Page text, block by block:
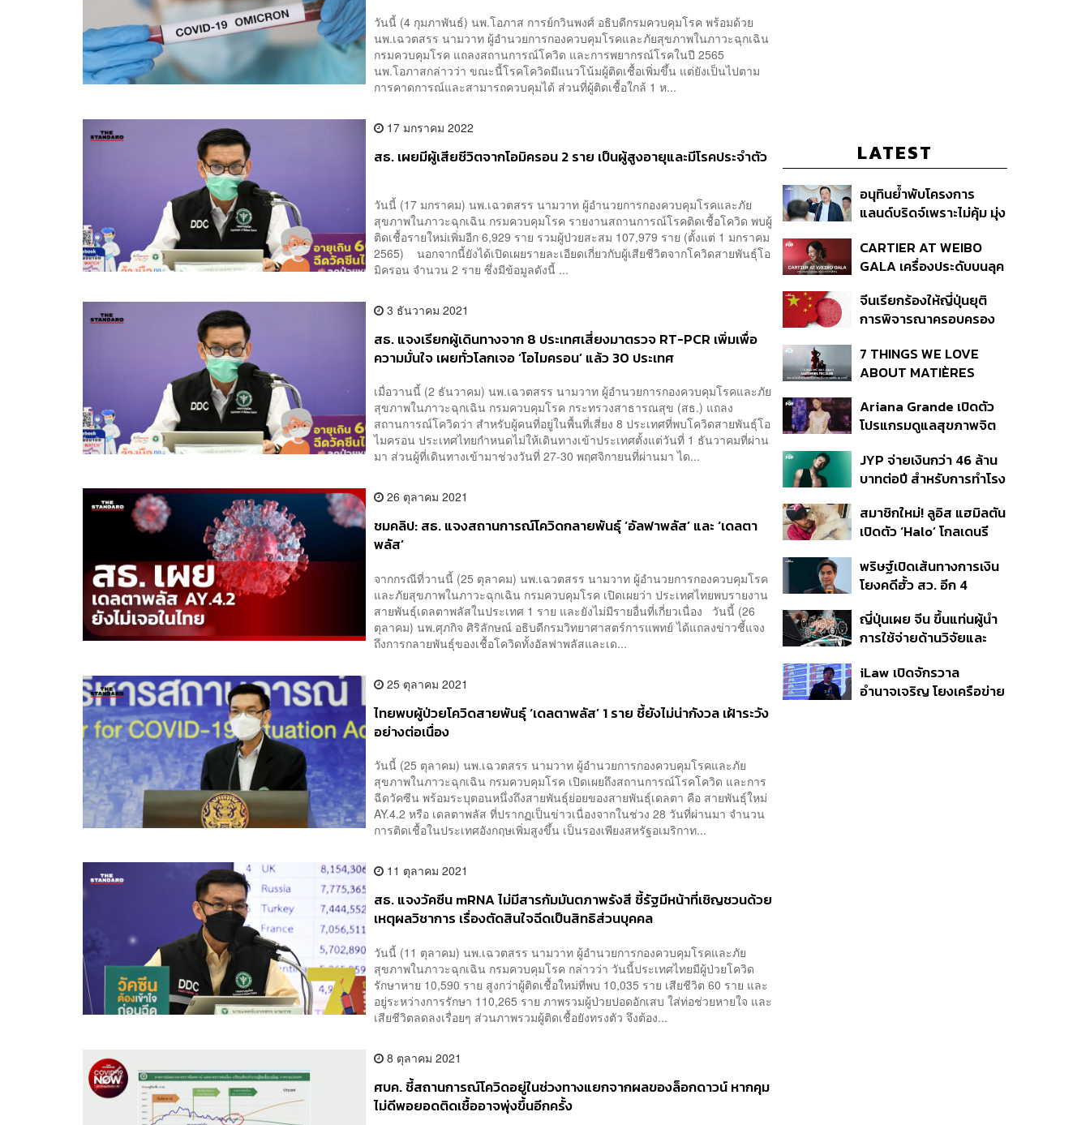
วันนี้ (4 กุมภาพันธ์) นพ.โอภาส การย์กวินพงศ์ อธิบดีกรมควบคุมโรค พร้อมด้วย
นพ.เฉวตสรร นามวาท ผู้อำนวยการกองควบคุมโรคและภัยสุขภาพในภาวะฉุกเฉิน
กรมควบคุมโรค แถลงสถานการณ์โควิด และการพยากรณ์โรคในปี 2565
นพ.โอภาสกล่าวว่า ขณะนี้โรคโควิดมีแนวโน้มผู้ติดเชื้อเพิ่มขึ้น แต่ยังเป็นไปตาม
การคาดการณ์และสามารถควบคุมได้ ส่วนที่ผู้ติดเชื้อใกล้ 1 ห...
17 มกราคม 2022
สธ. เผยมีผู้เสียชีวิตจากโอมิครอน 2 ราย เป็นผู้สูงอายุและมีโรคประจำตัว
วันนี้ (17 มกราคม) นพ.เฉวตสรร นามวาท ผู้อำนวยการกองควบคุมโรคและภัย
สุขภาพในภาวะฉุกเฉิน กรมควบคุมโรค รายงานสถานการณ์โรคติดเชื้อโควิด พบผู้
ติดเชื้อรายใหม่เพิ่มอีก 6,929 ราย รวมผู้ป่วยสะสม 107,979 ราย (ตั้งแต่ 1 มกราคม
2565) นอกจากนี้ยังได้เปิดเผยรายละเอียดเกี่ยวกับผู้เสียชีวิตจากโควิดสายพันธุ์โอ
มิครอน จำนวน 2 ราย ซึ่งมีข้อมูลดังนี้ ...
3 ธันวาคม 2021
สธ. แจงเรียกผู้เดินทางจาก 8 ประเทศเสี่ยงมาตรวจ RT-PCR เพิ่มเพื่อ
ความมั่นใจ เผยทั่วโลกเจอ ‘โอไมครอน’ แล้ว 30 ประเทศ
เมื่อวานนี้ (2 ธันวาคม) นพ.เฉวตสรร นามวาท ผู้อำนวยการกองควบคุมโรคและภัย
สุขภาพในภาวะฉุกเฉิน กรมควบคุมโรค กระทรวงสาธารณสุข (สธ.) แถลง
สถานการณ์โควิดว่า สำหรับผู้คนที่อยู่ในพื้นที่เสี่ยง 8 ประเทศที่พบโควิดสายพันธุ์โอ
ไมครอน ประเทศไทยกำหนดไม่ให้เดินทางเข้าประเทศตั้งแต่วันที่ 1 ธันวาคมที่ผ่าน
มา ส่วนผู้ที่เดินทางเข้ามาช่วงวันที่ 27-30 พฤศจิกายนที่ผ่านมา ได...
26 ตุลาคม 2021
ชมคลิป: สธ. แจงสถานการณ์โควิดกลายพันธุ์ ‘อัลฟาพลัส’ และ ‘เดลตา
พลัส’
จากกรณีที่วานนี้ (25 ตุลาคม) นพ.เฉวตสรร นามวาท ผู้อำนวยการกองควบคุมโรค
และภัยสุขภาพในภาวะฉุกเฉิน กรมควบคุมโรค เปิดเผยว่า ประเทศไทยพบรายงาน
สายพันธ์ุเดลตาพลัสในประเทศ 1 ราย และยังไม่มีรายอื่นที่เกี่ยวเนื่อง วันนี้ (26
ตุลาคม) นพ.ศุภกิจ ศิริลักษณ์ อธิบดีกรมวิทยาศาสตร์การแพทย์ ได้แถลงข่าวชี้แจง
ถึงการกลายพันธุ์ของเชื้อโควิดทั้งอัลฟาพลัสและเด...
25 ตุลาคม 2021
ไทยพบผู้ป่วยโควิดสายพันธ์ุ ‘เดลตาพลัส’ 1 ราย ชี้ยังไม่น่ากังวล เฝ้าระวัง
อย่างต่อเนื่อง
วันนี้ (25 ตุลาคม) นพ.เฉวตสรร นามวาท ผู้อำนวยการกองควบคุมโรคและภัย
สุขภาพในภาวะฉุกเฉิน กรมควบคุมโรค เปิดเผยถึงสถานการณ์โรคโควิด และการ
ฉีดวัคซีน พร้อมระบุตอนหนึ่งถึงสายพันธุ์ย่อยของสายพันธุ์เดลตา คือ สายพันธุ์ใหม่
AY.4.2 หรือ เดลตาพลัส ที่ปรากฏเป็นข่าวเนื่องจากในช่วง 28 วันที่ผ่านมา จำนวน
การติดเชื้อในประเทศอังกฤษเพิ่มสูงขึ้น เป็นรองเพียงสหรัฐอเมริกาท...
11 ตุลาคม 2021
สธ. แจงวัคซีน mRNA ไม่มีสารกัมมันตภาพรังสี ชี้รัฐมีหน้าที่เชิญชวนด้วย
เหตุผลวิชาการ เรื่องตัดสินใจฉีดเป็นสิทธิส่วนบุคคล
วันนี้ (11 ตุลาคม) นพ.เฉวตสรร นามวาท ผู้อำนวยการกองควบคุมโรคและภัย
สุขภาพในภาวะฉุกเฉิน กรมควบคุมโรค กล่าวว่า วันนี้ประเทศไทยมีผู้ป่วยโควิด
รักษาหาย 10,590 ราย สูงกว่าผู้ติดเชื้อใหม่ที่พบ 10,035 ราย เสียชีวิต 60 ราย และ
อยู่ระหว่างการรักษา 110,265 ราย ภาพรวมผู้ป่วยปอดอักเสบ ใส่ท่อช่วยหายใจ และ
เสียชีวิตลดลงเรื่อยๆ ส่วนภาพรวมผู้ติดเชื้อยังทรงตัว จึงต้อง...
8 ตุลาคม 2021
ศบค. ชี้สถานการณ์โควิดอยู่ในช่วงทางแยกจากผลของล็อกดาวน์ หากคุม
ไม่ดีพอยอดติดเชื้ออาจพุ่งขึ้นอีกครั้ง
LATEST
อนุทินย้ำพับโครงการ
แลนด์บริดจ์เพราะไม่คุ้ม มุ่ง
รองรับอ่าวไทย-อันดามัน
CARTIER AT WEIBO
GALA เครื่องประดับบนลุค
สำคัญ
จีนเรียกร้องให้ญี่ปุ่นยุติ
การพิจารณาครอบครอง
7 THINGS WE LOVE
ABOUT MATIÈRES
Ariana Grande เปิดตัว
โปรแกรมดูแลสุขภาพจิต
ดนตรี
JYP จ่ายเงินกว่า 46 ล้าน
บาทต่อปี สำหรับการทำโรง
สมาชิกใหม่! ลูอิส แฮมิลตัน
เปิดตัว ‘Halo’ โกลเดนรี
พริษฐ์เปิดเส้นทางการเงิน
โยงคดีฮั้ว สว. อีก 4
อำนาจเจริญโอนเงินให้เจ้า
หน้าที่ กกต. ฝ่ายสืบสวน
ญี่ปุ่นเผย จีน ขึ้นแท่นผู้นำ
การใช้จ่ายด้านวิจัยและ
งานวิจัยถูกอ้างอิงสูงสุด
แซงสหรัฐฯ
iLaw เปิดจักรวาล
อำนาจเจริญ โยงเครือข่าย